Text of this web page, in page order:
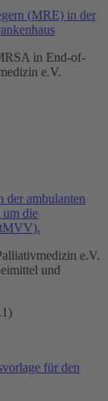
(MRE) in der
in End-of-
e.V.
der ambulanten
um die
e.V.
und
für den